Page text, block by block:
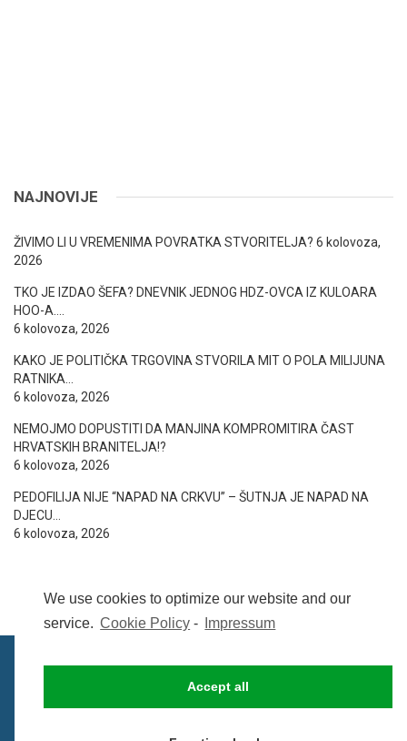
We use cookies to optimize our website and our
service. Cookie Policy - Impressum
Accept all
NAJNOVIJE
ŽIVIMO LI U VREMENIMA POVRATKA STVORITELJA? 6 kolovoza,
2026
TKO JE IZDAO ŠEFA? DNEVNIK JEDNOG HDZ-OVCA IZ KULOARA
HOO-A….
6 kolovoza, 2026
KAKO JE POLITIČKA TRGOVINA STVORILA MIT O POLA MILIJUNA
RATNIKA…
6 kolovoza, 2026
NEMOJMO DOPUSTITI DA MANJINA KOMPROMITIRA ČAST
HRVATSKIH BRANITELJA!?
6 kolovoza, 2026
PEDOFILIJA NIJE “NAPAD NA CRKVU” – ŠUTNJA JE NAPAD NA
DJECU…
6 kolovoza, 2026
UVIJETI KORIŠTENJA COOKIE POLICY (EU)